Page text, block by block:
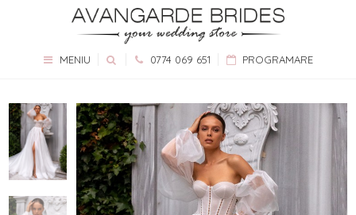
MENIU 0774 069 651 PROGRAMARE